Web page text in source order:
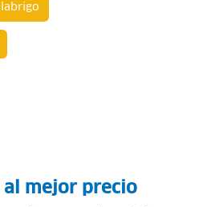
mejor precio